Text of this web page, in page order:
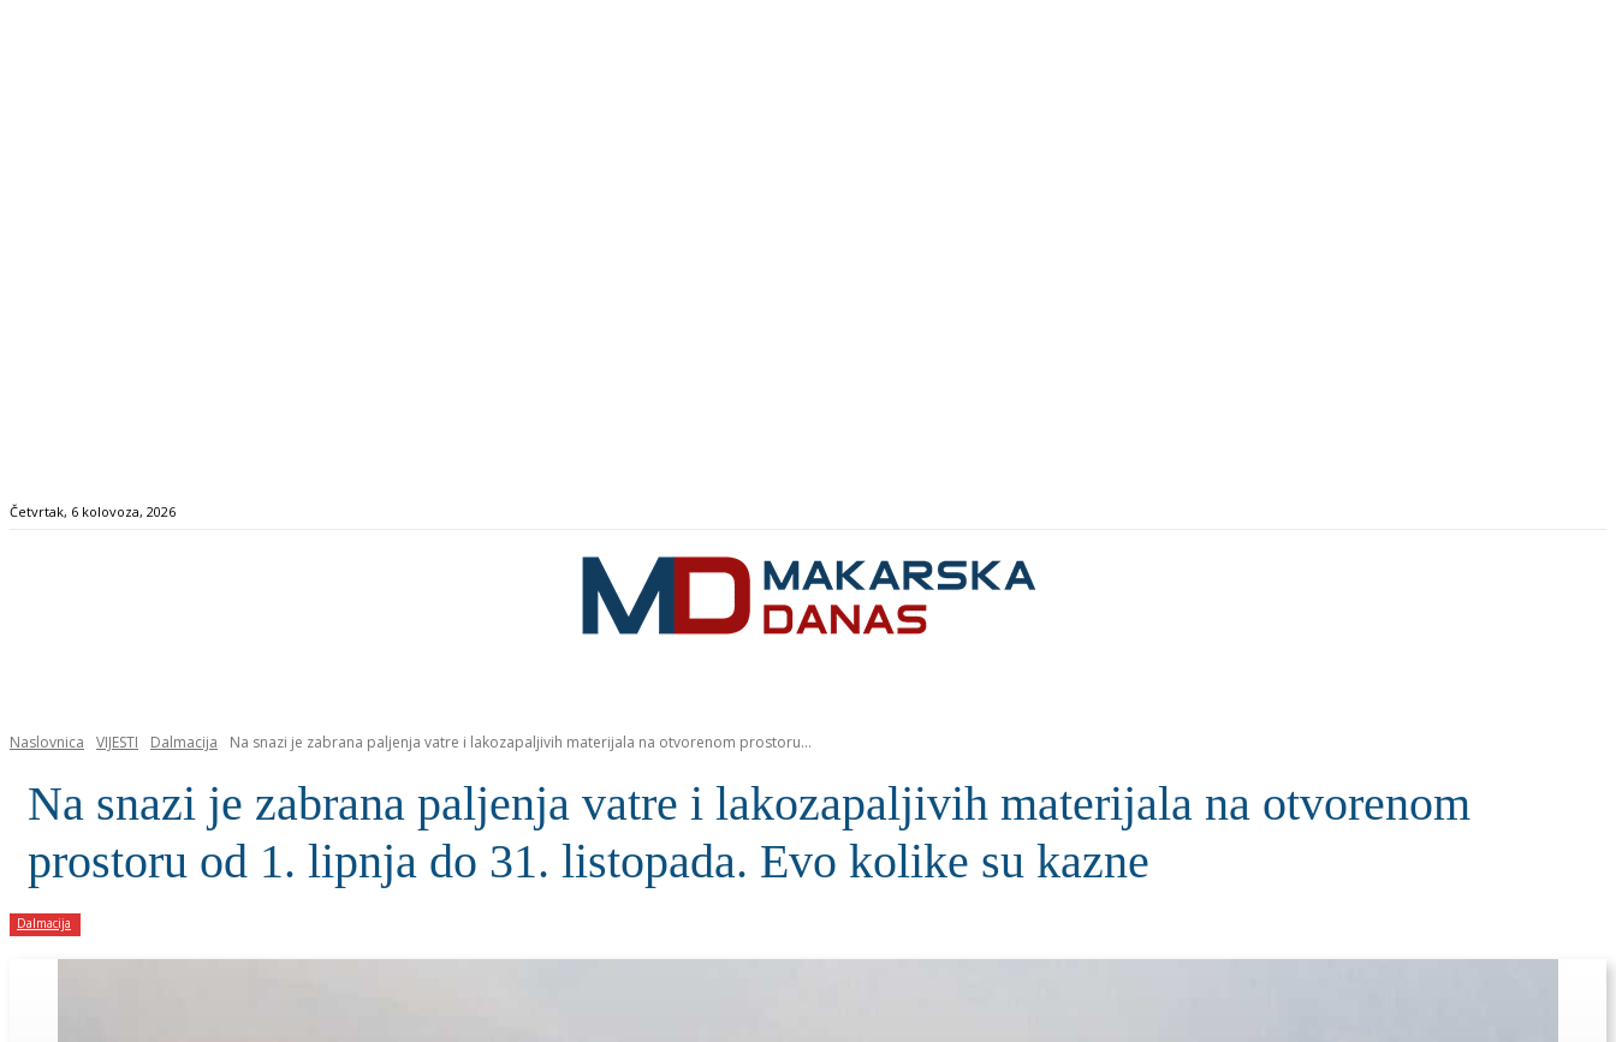
Četvrtak, 6 kolovoza, 2026
Naslovnica VIJESTI Dalmacija Na snazi je zabrana paljenja vatre i lakozapaljivih materijala na otvorenom prostoru...
Na snazi je zabrana paljenja vatre i lakozapaljivih materijala na otvorenom
prostoru od 1. lipnja do 31. listopada. Evo kolike su kazne
Dalmacija